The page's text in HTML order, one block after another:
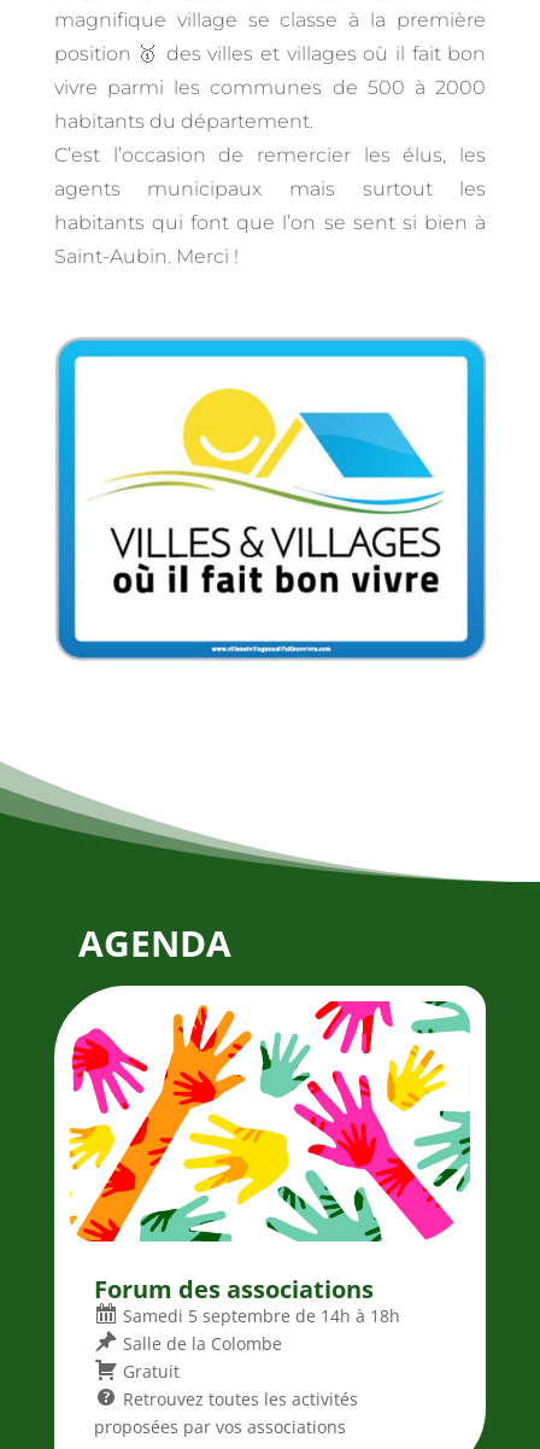
magnifique village se classe à la première
position 🥇 des villes et villages où il fait bon
vivre parmi les communes de 500 à 2000
habitants du département.
C’est l’occasion de remercier les élus, les
agents municipaux mais surtout les
habitants qui font que l’on se sent si bien à
Saint-Aubin. Merci !
AGENDA
Forum des associations
Samedi 5 septembre de 14h à 18h
Salle de la Colombe
Gratuit
Retrouvez toutes les activités
proposées par vos associations